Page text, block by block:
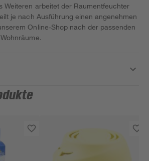
Weiteren arbeitet der Raumentfeuchter
je nach Ausführung einen angenehmen
Online-Shop nach der passenden